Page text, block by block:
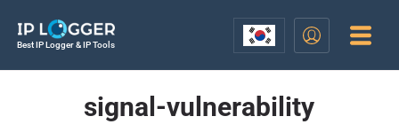
Best IP Logger & IP Tools
signal-vulnerability